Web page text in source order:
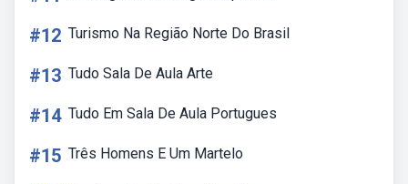
#12 Turismo Na Região Norte Do Brasil
#13 Tudo Sala De Aula Arte
#14 Tudo Em Sala De Aula Portugues
#15 Três Homens E Um Martelo